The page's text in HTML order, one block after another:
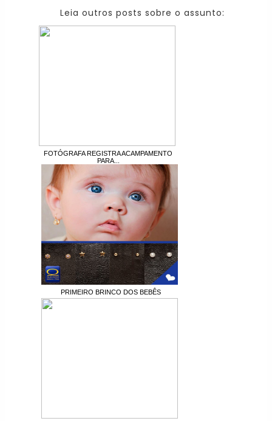
Leia outros posts sobre o assunto:
FOTÓGRAFA REGISTRA ACAMPAMENTO
PARA...
PRIMEIRO BRINCO DOS BEBÊS